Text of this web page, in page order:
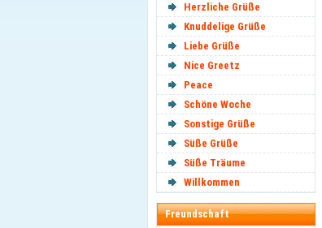
Herzliche Grüße
Knuddelige Grüße
Liebe Grüße
Nice Greetz
Peace
Schöne Woche
Sonstige Grüße
Süße Grüße
Süße Träume
Willkommen
Freundschaft